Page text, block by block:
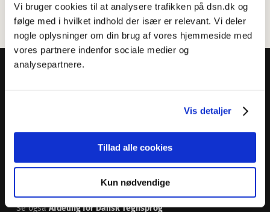
Vi bruger cookies til at analysere trafikken på dsn.dk og
følge med i hvilket indhold der især er relevant. Vi deler
nogle oplysninger om din brug af vores hjemmeside med
vores partnere indenfor sociale medier og
analysepartnere.
Vis detaljer
Tillad alle cookies
Kun nødvendige
33 74 74 74
Andre henvendelser:33 74 74 00·adm@dsn.dk
Se ogsåAfdeling for Dansk Tegnsprog